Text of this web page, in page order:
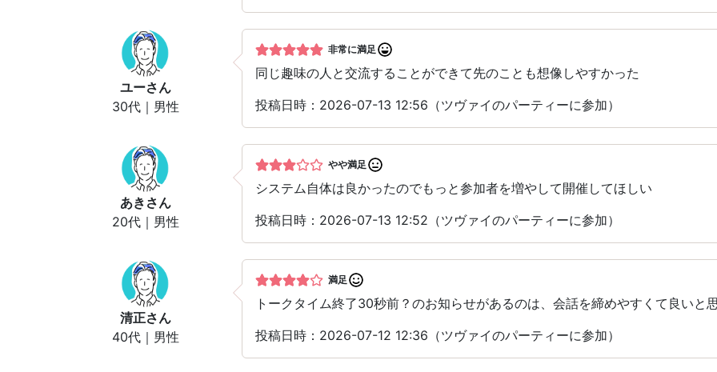
ユーさん
30代｜男性
非常に満足
同じ趣味の人と交流することができて先のことも想像しやすかった
投稿日時：2026-07-13 12:56（ツヴァイのパーティーに参加）
あき さん
20代｜男性
やや満足
システム自体は良かったのでもっと参加者を増やして開催してほしい
投稿日時：2026-07-13 12:52（ツヴァイのパーティーに参加）
清正さん
40代｜男性
満足
トークタイム終了30秒前？のお知らせがあるのは、会話を締めやすくて良いと
投稿日時：2026-07-12 12:36（ツヴァイのパーティーに参加）